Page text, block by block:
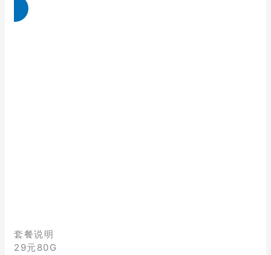
套餐说明
29元80G